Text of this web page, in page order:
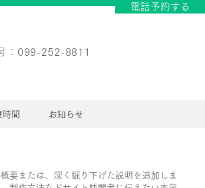
電話予約する
：099-252-8811
時間 お知らせ
要または、深く掘り下げた説明を追加しま